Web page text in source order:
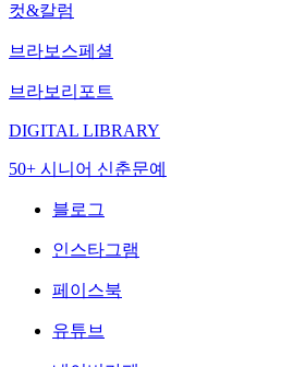
컷&칼럼
브라보스페셜
브라보리포트
DIGITAL LIBRARY
50+ 시니어 신춘문예
블로그
인스타그램
페이스북
유튜브